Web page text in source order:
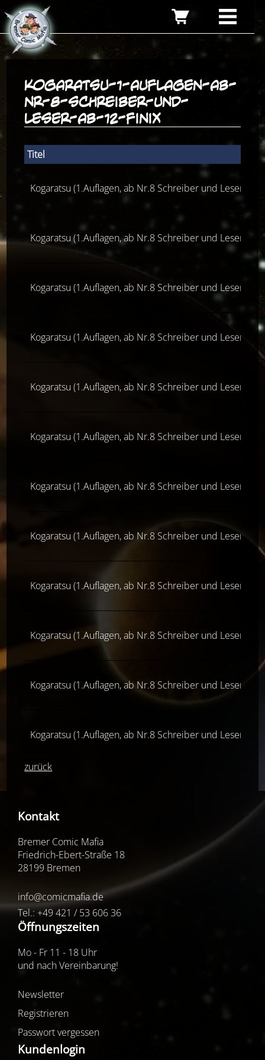
kogaratsu-1-auflagen-ab-
nr-8-schreiber-und-
leser-ab-12-finix
Titel
Kogaratsu (1.Auflagen, ab Nr.8 Schreiber und Leser, ab
Kogaratsu (1.Auflagen, ab Nr.8 Schreiber und Leser, ab
Kogaratsu (1.Auflagen, ab Nr.8 Schreiber und Leser, ab
Kogaratsu (1.Auflagen, ab Nr.8 Schreiber und Leser, ab
Kogaratsu (1.Auflagen, ab Nr.8 Schreiber und Leser, ab
Kogaratsu (1.Auflagen, ab Nr.8 Schreiber und Leser, ab
Kogaratsu (1.Auflagen, ab Nr.8 Schreiber und Leser, ab
Kogaratsu (1.Auflagen, ab Nr.8 Schreiber und Leser, ab
Kogaratsu (1.Auflagen, ab Nr.8 Schreiber und Leser, ab
Kogaratsu (1.Auflagen, ab Nr.8 Schreiber und Leser, ab
Kogaratsu (1.Auflagen, ab Nr.8 Schreiber und Leser, ab
Kogaratsu (1.Auflagen, ab Nr.8 Schreiber und Leser, ab
zurück
Kontakt
Bremer Comic Mafia
Friedrich-Ebert-Straße 18
28199 Bremen
info@comicmafia.de
Tel.: +49 421 / 53 606 36
Öffnungszeiten
Mo - Fr 11 - 18 Uhr
und nach Vereinbarung!
Newsletter
Registrieren
Passwort vergessen
Kundenlogin